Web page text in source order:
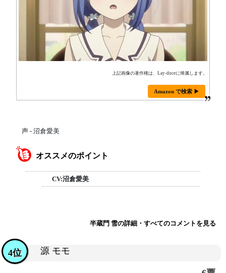
上記画像の著作権は、Lay-duceに帰属します。
Amazon で検索 ▶
声 - 沼倉愛美
オススメのポイント
CV:沼倉愛美
半蔵門 雪の詳細・すべてのコメントを見る
源 モモ
4位